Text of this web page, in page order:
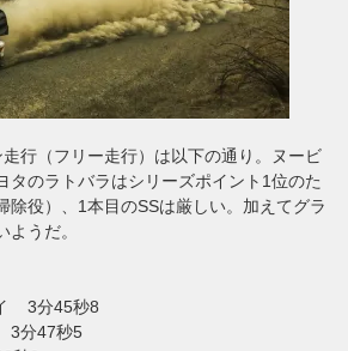
行（フリー走行）は以下の通り。ヌービ
タのラトバラはシリーズポイント1位のた
役）、1本目のSSは厳しい。加えてグラ
うだ。
3分45秒8
分47秒5